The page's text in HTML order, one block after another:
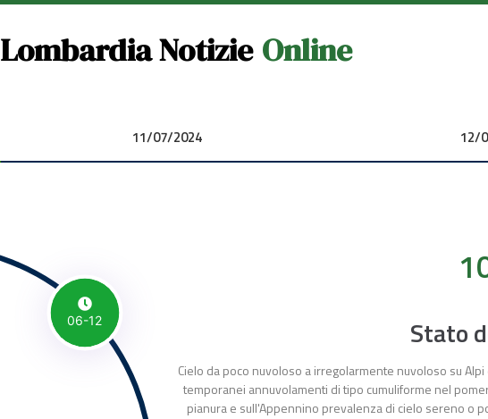
Lombardia Notizie Online
11/07/2024 00:00:00 12/
06-12 Stato
Cielo da poco nuvoloso a irregolarmente nuvoloso su Alpi
temporanei annuvolamenti di tipo cumuliforme nel
pianura e sull'Appennino prevalenza di cielo sereno o